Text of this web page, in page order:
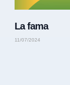
La fama
11/07/2024